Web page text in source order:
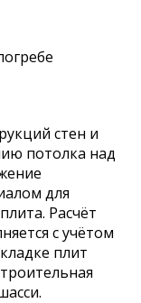
стен и
потолка над
для
Расчёт
с учётом
плит